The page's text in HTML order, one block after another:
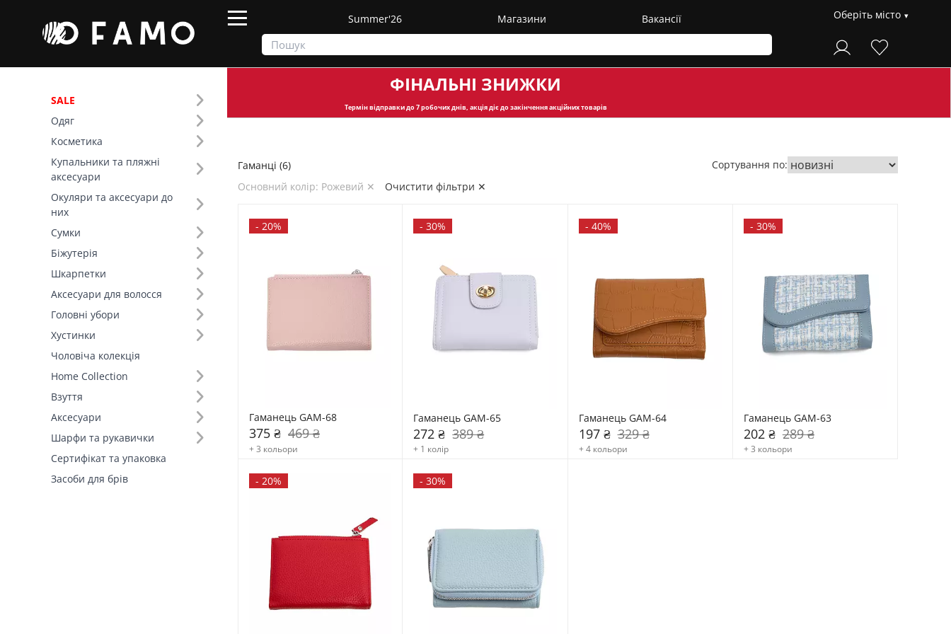
Summer'26 Магазини Вакансії Оберіть місто
SALE
Одяг
Косметика
Купальники та пляжні
аксесуари
Окуляри та аксесуари до
них
Сумки
Біжутерія
Шкарпетки
Аксесуари для волосся
Головні убори
Хустинки
Чоловіча колекція
Home Collection
Взуття
Аксесуари
Шарфи та рукавички
Сертифікат та упаковка
Засоби для брів
ФІНАЛЬНІ ЗНИЖКИ
Термін відправкидо 7 робочих днів, акція діє до закінчення акційних товарів
Фільтр
Ціна
SALE
Основний колір (10)
Розмір (9)
Країна виробник (2)
Тип гаманця (2)
Класичні (13)
Кардхолдер (1)
Гаманці (6)
Основний колір: Рожевий ✕
Очистити фільтри ✕
Сортування по:
- 20%
Гаманець GAM-68
375 ₴ 469 ₴
+ 3 кольори
-30%
Гаманець GAM-65
272 ₴ 389 ₴
+ 1 колір
- 40%
Гаманець GAM-64
197 ₴ 329 ₴
+ 4 кольори
- 30%
Гаманець GAM-63
202 ₴ 289 ₴
+ 3 кольори
- 20% -30%